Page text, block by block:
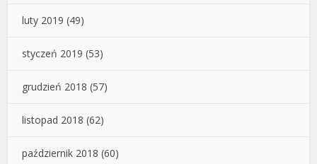
luty 2019 (49)
styczeń 2019 (53)
grudzień 2018 (57)
listopad 2018 (62)
październik 2018 (60)